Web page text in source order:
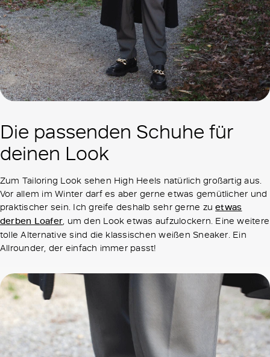
Die passenden Schuhe für
deinen Look
Zum Tailoring Look sehen High Heels natürlich großartig aus.
Vor allem im Winter darf es aber gerne etwas gemütlicher und
praktischer sein. Ich greife deshalb sehr gerne zuetwas
derben Loafer, um den Look etwas aufzulockern. Eine weitere
tolle Alternative sind die klassischen weißen Sneaker. Ein
Allrounder, der einfach immer passt!